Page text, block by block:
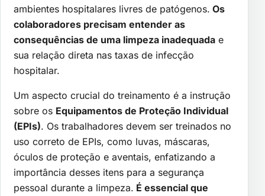
ambientes hospitalares livres de patógenos. Os
colaboradores precisam entender as
consequências de uma limpeza inadequada e
sua relação direta nas taxas de infecção
hospitalar.
Um aspecto crucial do treinamento é a instrução
sobre os Equipamentos de Proteção Individual
(EPIs). Os trabalhadores devem ser treinados no
uso correto de EPIs, como luvas, máscaras,
óculos de proteção e aventais, enfatizando a
importância desses itens para a segurança
pessoal durante a limpeza. É essencial que